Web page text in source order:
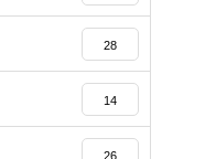
28
14
26